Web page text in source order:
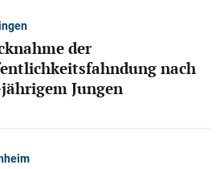
der
nach
Jungen